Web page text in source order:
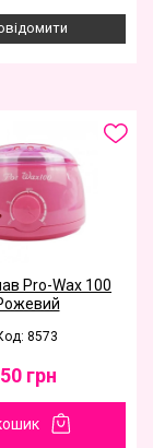
Pro-Wax 100
8573
грн